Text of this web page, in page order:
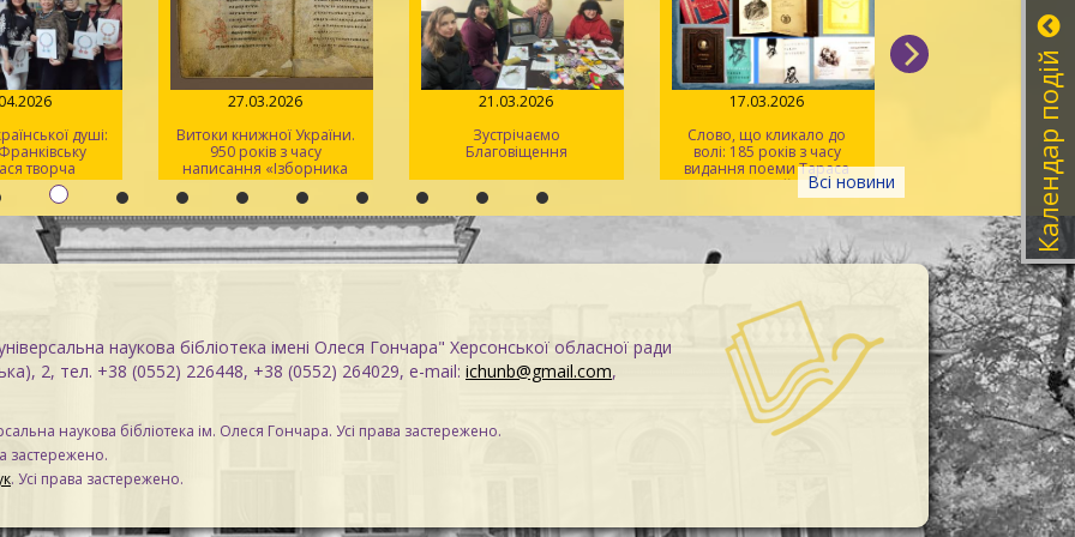
Всі новини
душі:
творча
херсонців
27.03.2026
Витоки книжної України.
950 років з часу
написання «Ізборника
Святослава» 1076 року
21.03.2026
Зустрічаємо
Благовіщення
17.03.2026
Слово, що кликало до
волі: 185 років з часу
видання поеми Тараса
Шевченка «Гайдамаки»
18.02.2026
Феномен
Винниченка –
письменника,
свободи та
наукова бібліотека імені Олеся Гончара" Херсонської обласної ради
2, тел. +38 (0552) 226448, +38 (0552) 264029, e-mail: ichunb@gmail.com,
наукова бібліотека ім. Олеся Гончара. Усі права застережено.
застережено.
. Усі права застережено.
Календар подій